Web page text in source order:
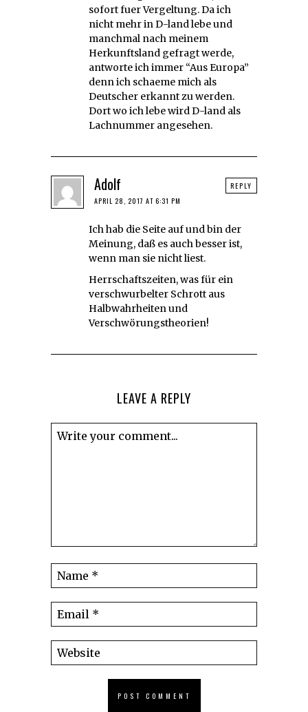
sofort fuer Vergeltung. Da ich
nicht mehr in D-land lebe und
manchmal nach meinem
Herkunftsland gefragt werde,
antworte ich immer “Aus Europa”
denn ich schaeme mich als
Deutscher erkannt zu werden.
Dort wo ich lebe wird D-land als
Lachnummer angesehen.
Adolf
APRIL 28, 2017 AT 6:31 PM
Ich hab die Seite auf und bin der
Meinung, daß es auch besser ist,
wenn man sie nicht liest.
Herrschaftszeiten, was für ein
verschwurbelter Schrott aus
Halbwahrheiten und
Verschwörungstheorien!
REPLY
LEAVE A REPLY